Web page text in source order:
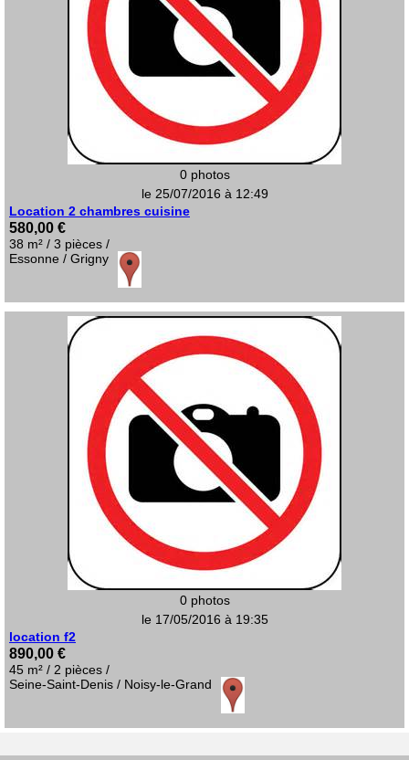
0 photos
le 25/07/2016 à 12:49
Location 2 chambres cuisine
580,00 €
38 m² / 3 pièces /
Essonne / Grigny
0 photos
le 17/05/2016 à 19:35
location f2
890,00 €
45 m² / 2 pièces /
Seine-Saint-Denis / Noisy-le-Grand